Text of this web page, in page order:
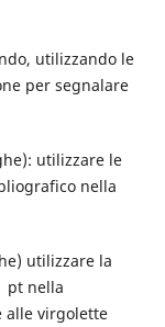
utilizzando le
per segnalare
utilizzare le
nella
utilizzare la
pt nella
alle virgolette